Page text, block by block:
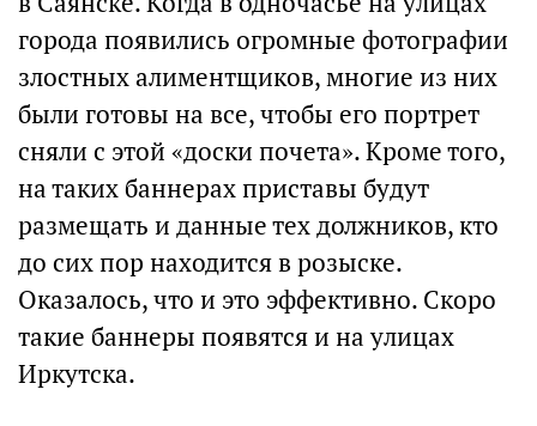
города появились огромные фотографии
злостных алиментщиков, многие из них
были готовы на все, чтобы его портрет
сняли с этой «доски почета». Кроме того,
на таких баннерах приставы будут
размещать и данные тех должников, кто
до сих пор находится в розыске.
Оказалось, что и это эффективно. Скоро
такие баннеры появятся и на улицах
Иркутска.